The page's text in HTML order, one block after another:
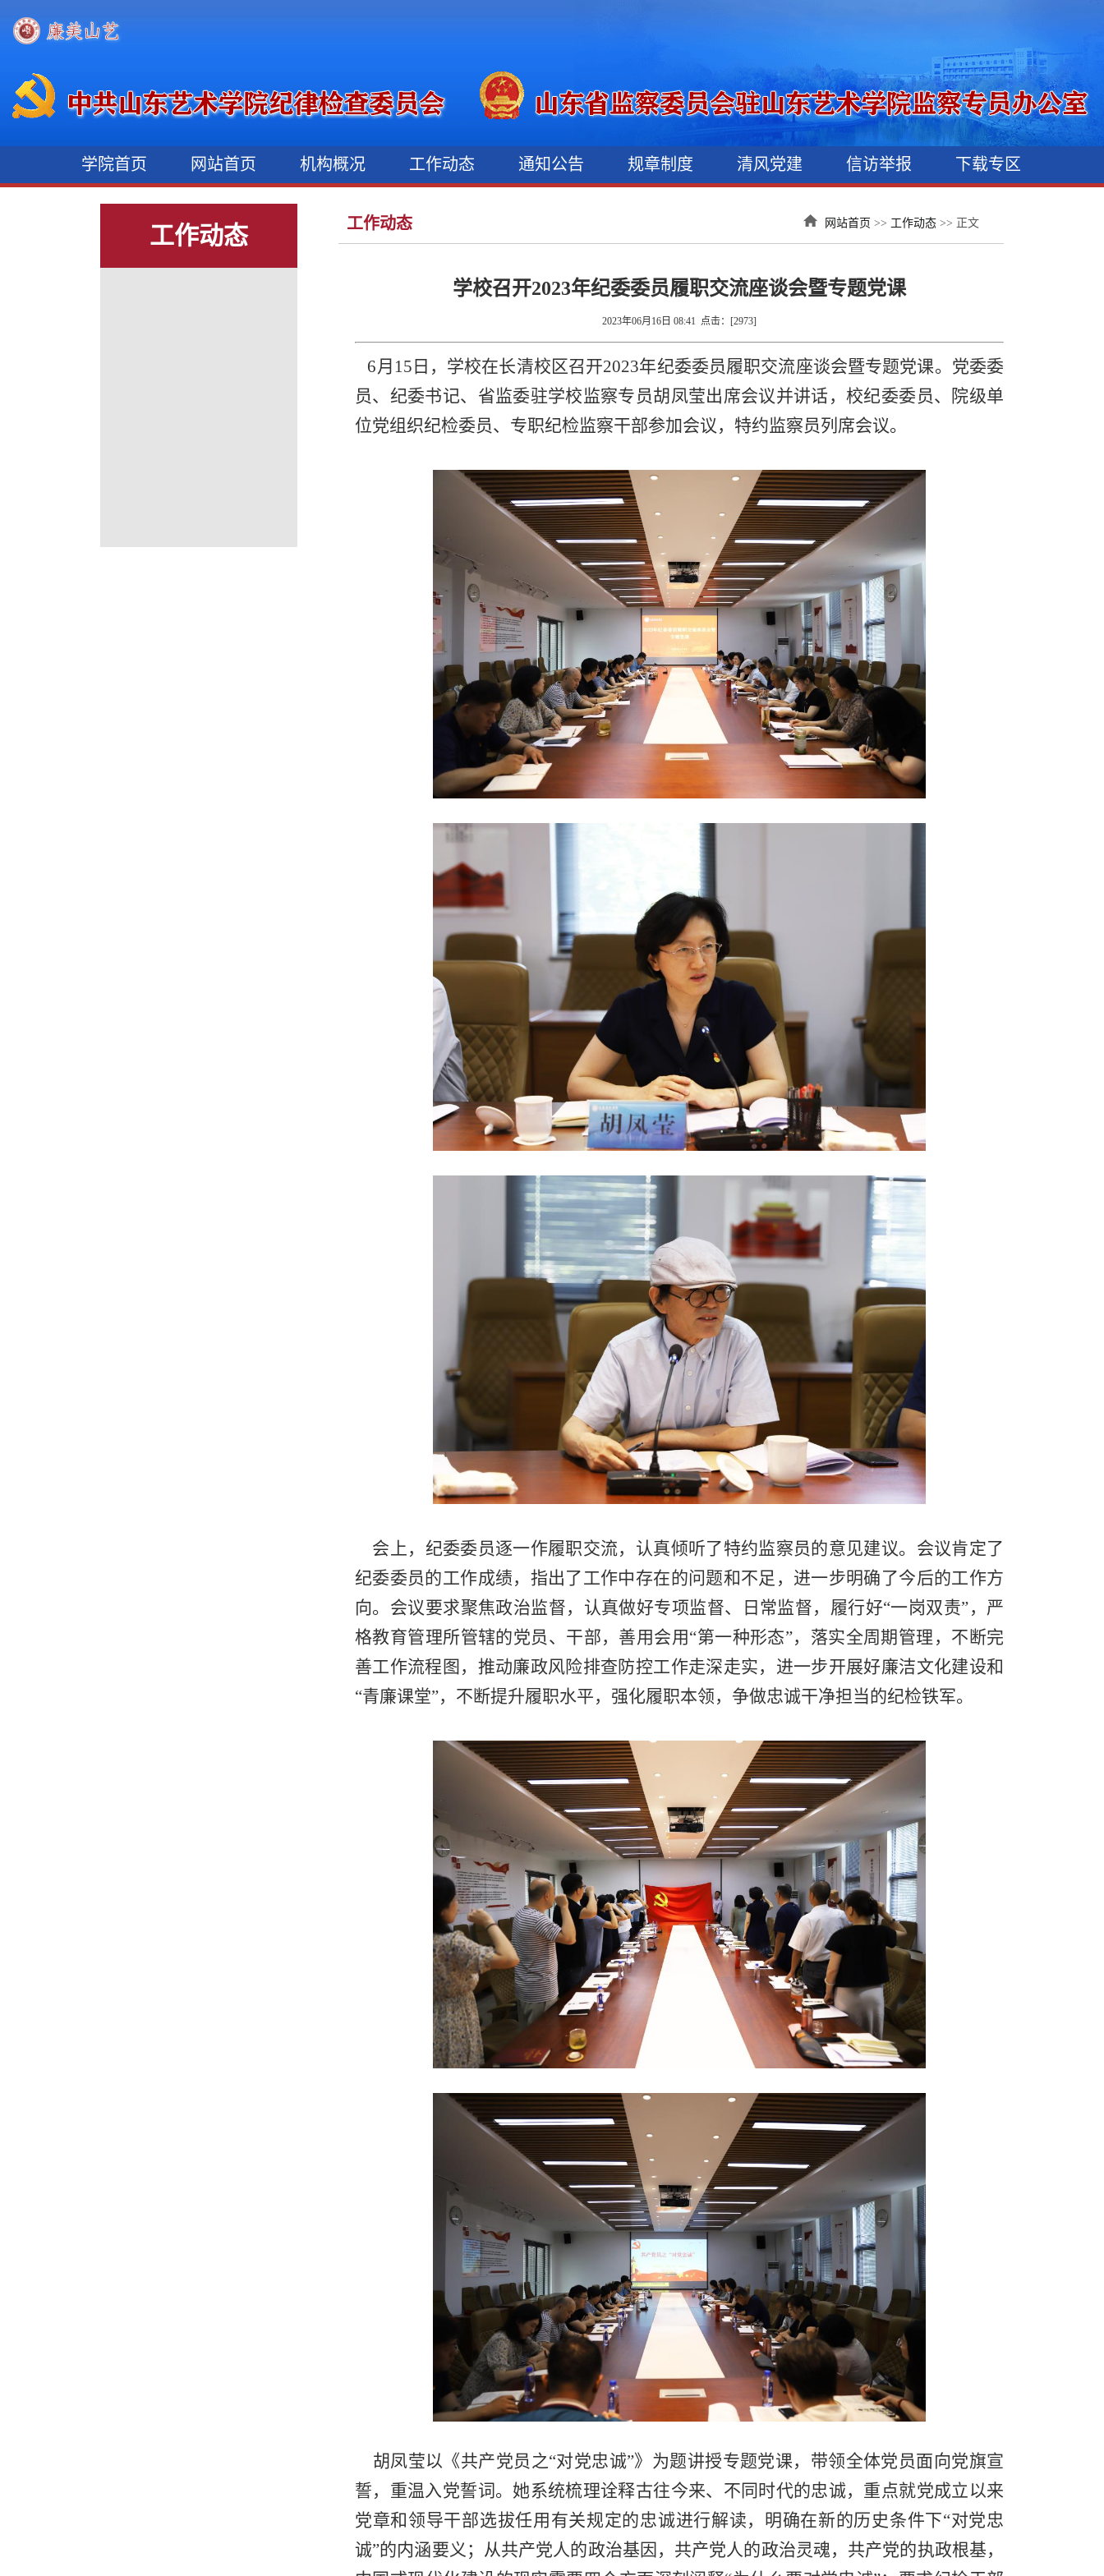
学院首页 网站首页 机构概况 工作动态 通知公告 规章制度 清风党建 信访举报 下载专区
工作动态 工作动态 网站首页 >> 工作动态 >> 正文
学校召开2023年纪委委员履职交流座谈会暨专题党课
2023年06月16日 08:41 点击：[2973]
6月15日，学校在长清校区召开2023年纪委委员履职交流座谈会暨专题党课。党委委
员、纪委书记、省监委驻学校监察专员胡凤莹出席会议并讲话，校纪委委员、院级单
位党组织纪检委员、专职纪检监察干部参加会议，特约监察员列席会议。
会上，纪委委员逐一作履职交流，认真倾听了特约监察员的意见建议。会议肯定了
纪委委员的工作成绩，指出了工作中存在的问题和不足，进一步明确了今后的工作方
向。会议要求聚焦政治监督，认真做好专项监督、日常监督，履行好“一岗双责”，严
格教育管理所管辖的党员、干部，善用会用“第一种形态”，落实全周期管理，不断完
善工作流程图，推动廉政风险排查防控工作走深走实，进一步开展好廉洁文化建设和
“青廉课堂”，不断提升履职水平，强化履职本领，争做忠诚干净担当的纪检铁军。
胡凤莹以《共产党员之“对党忠诚”》为题讲授专题党课，带领全体党员面向党旗宣
誓，重温入党誓词。她系统梳理诠释古往今来、不同时代的忠诚，重点就党成立以来
党章和领导干部选拔任用有关规定的忠诚进行解读，明确在新的历史条件下“对党忠
诚”的内涵要义；从共产党人的政治基因，共产党人的政治灵魂，共产党的执政根基，